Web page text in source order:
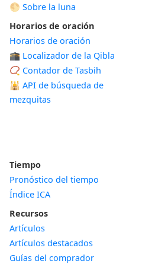
🌕 Sobre la luna
Horarios de oración
Horarios de oración
🕋 Localizador de la Qibla
📿 Contador de Tasbih
🕌 API de búsqueda de
mezquitas
Tiempo
Pronóstico del tiempo
Índice ICA
Recursos
Artículos
Artículos destacados
Guías del comprador